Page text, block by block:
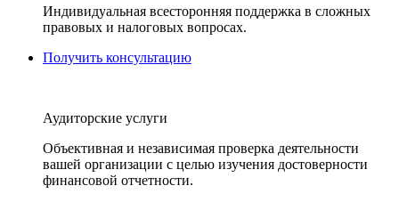
Индивидуальная всесторонняя поддержка в сложных
правовых и налоговых вопросах.
Получить консультацию
Аудиторские услуги
Объективная и независимая проверка деятельности
вашей организации с целью изучения достоверности
финансовой отчетности.